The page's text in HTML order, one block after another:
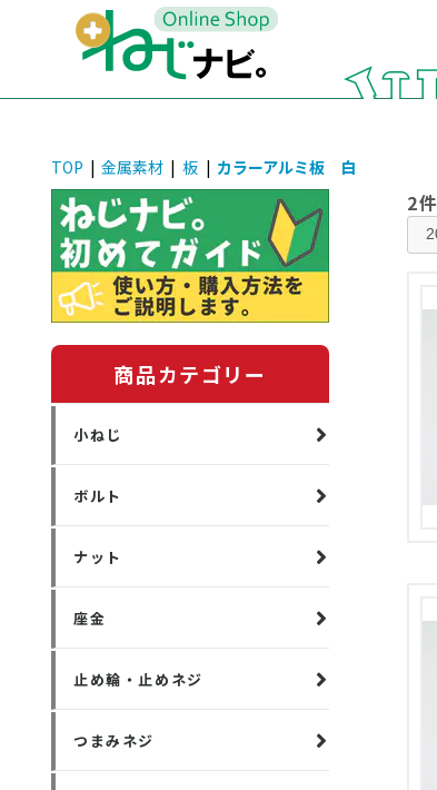
TOP | 金属素材 | 板 | カラーアルミ板 白
商品カテゴリー
小ねじ
ボルト
ナット
座金
止め輪・止めネジ
つまみネジ
2件